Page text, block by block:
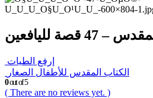
47 قصة لليافعين
إرفع الطيات
الكتاب المقدس للأطفال الصغار
0out of 5
( There are no reviews yet. )